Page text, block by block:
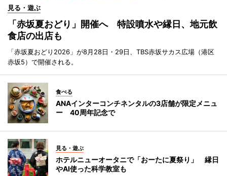
見る・遊ぶ
「赤坂夏おどり」開催へ 特設噴水や縁日、地元飲
食店の出店も
「赤坂夏おどり2026」が8月28日・29日、TBS赤坂サカス広場（港区
赤坂5）で開催される。
食べる
ANAインターコンチネンタルの3店舗が限定メニュ
ー 40周年記念で
見る・遊ぶ
ホテルニューオータニで「おーたに夏祭り」 縁日
やAI使った科学教室も